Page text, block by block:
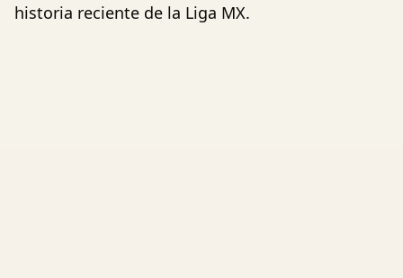
historia reciente de la Liga MX.